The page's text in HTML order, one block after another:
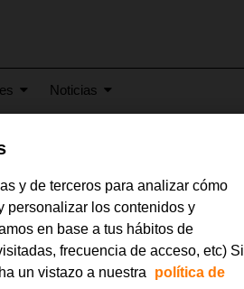
Noticias
y de terceros para analizar cómo
personalizar los contenidos y
en base a tus hábitos de
frecuencia de acceso, etc) Si
un vistazo a nuestra
política de